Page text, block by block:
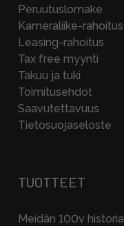
Peruutuslomake
Kameraliike-rahoitus
Leasing-rahoitus
Tax free myynti
Takuu ja tuki
Toimitusehdot
Saavutettavuus
Tietosuojaseloste
TUOTTEET
Meidän 100v historia